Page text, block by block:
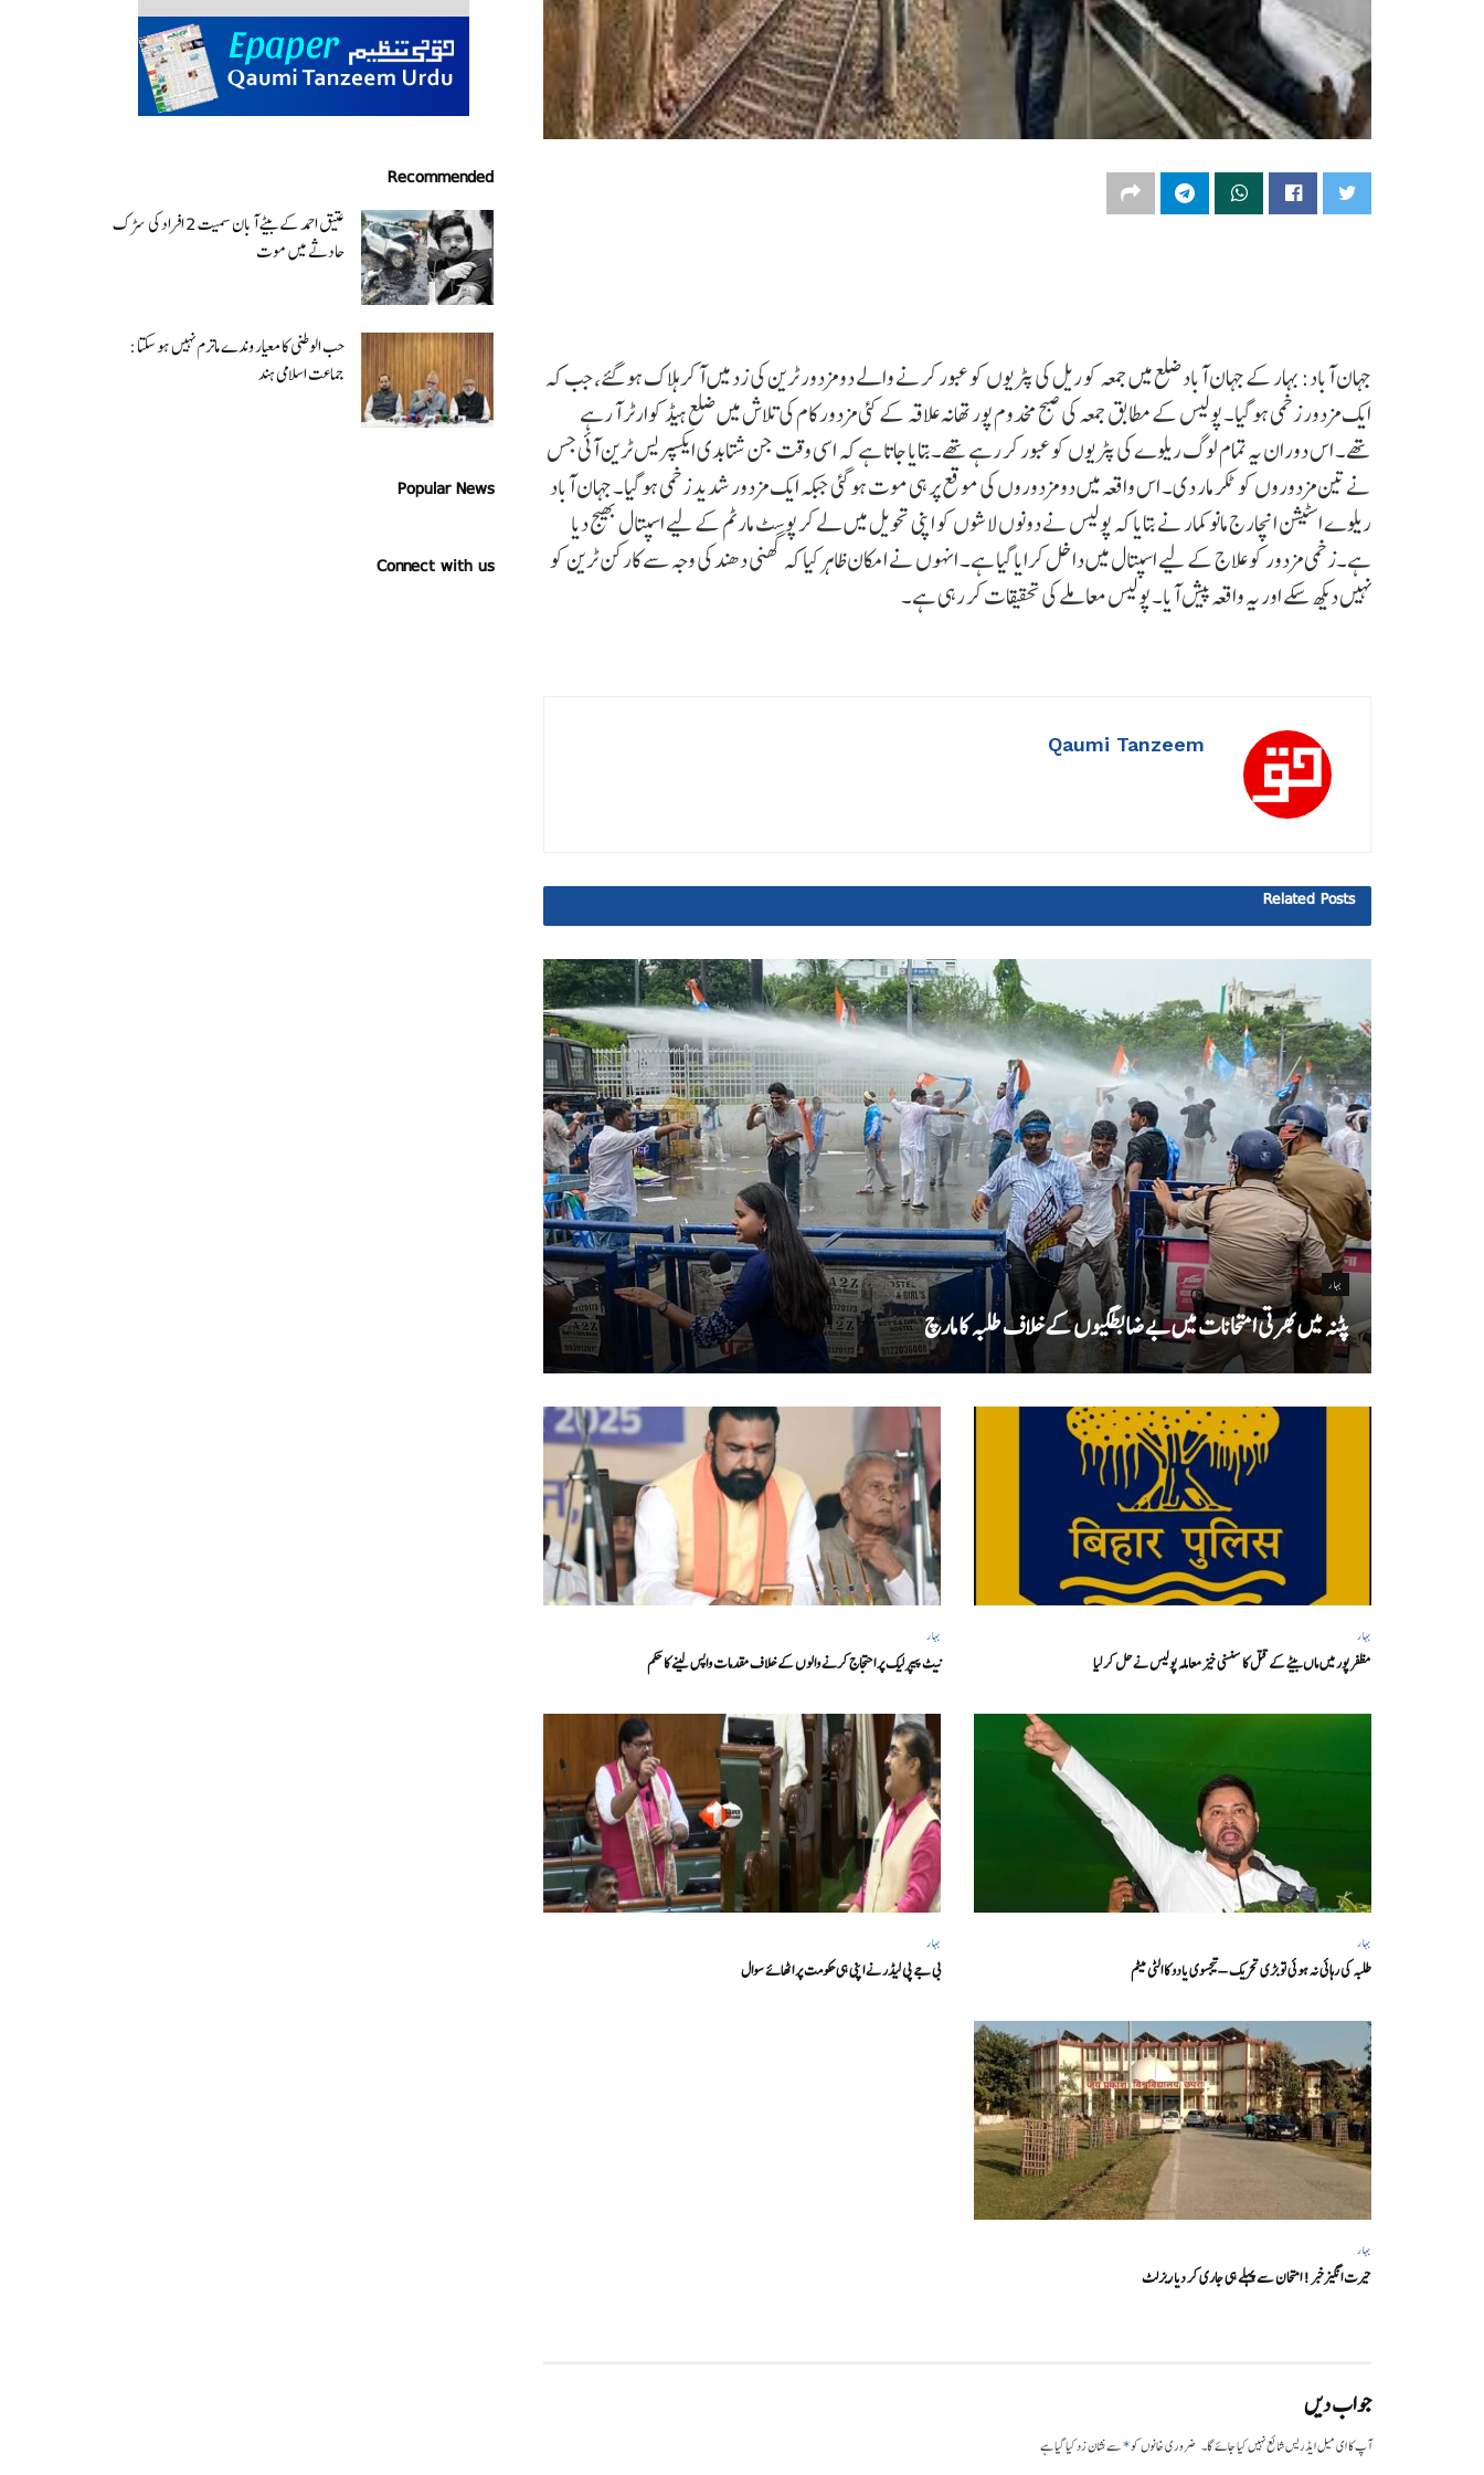
جہان آباد: بہار کے جہان آباد ضلع میں جمعہ کو ریل کی پٹریوں کو عبور کرنے والے دو مزدور ٹرین کی زد میں آ کر ہلاک ہو گئے، جب کہ
ایک مزدور زخمی ہو گیا۔ پولیس کے مطابق جمعہ کی صبح مخدوم پور تھانہ علاقہ کے کئی مزدور کام کی تلاش میں ضلع ہیڈ کوارٹر آ رہے
تھے۔ اس دوران یہ تمام لوگ ریلوے کی پٹریوں کو عبور کر رہے تھے۔بتایا جاتا ہے کہ اسی وقت جن شتابدی ایکسپریس ٹرین آئی جس
نے تین مزدوروں کو ٹکر مار دی۔ اس واقعہ میں دو مزدوروں کی موقع پر ہی موت ہو گئی جبکہ ایک مزدور شدید زخمی ہو گیا۔ جہان آباد
ریلوے اسٹیشن انچارج مانو کمار نے بتایا کہ پولیس نے دونوں لاشوں کو اپنی تحویل میں لے کر پوسٹ مارٹم کے لیے اسپتال بھیج دیا
ہے۔زخمی مزدور کو علاج کے لیے اسپتال میں داخل کرایا گیا ہے۔ انہوں نے امکان ظاہر کیا کہ گھنی دھند کی وجہ سے کارکن ٹرین کو
نہیں دیکھ سکے اور یہ واقعہ پیش آیا۔ پولیس معاملے کی تحقیقات کر رہی ہے۔
Qaumi Tanzeem
Related Posts
بہار
پٹنہ میں بھرتی امتحانات میں بے ضابطگیوں کے خلاف طلبہ کا مارچ
بہار
مظفر پور میں ماں بیٹے کے قتل کا سنسنی خیز معاملہ پولیس نے حل کر لیا
بہار
نیٹ پیپر لیک پر احتجاج کرنے والوں کے خلاف مقدمات واپس لینے کا حکم
بہار
طلبہ کی رہائی نہ ہوئی تو بڑی تحریک – تیجسوی یادو کا الٹی میٹم
بہار
بی جے پی لیڈر نے اپنی ہی حکومت پر اٹھائے سوال
بہار
حیرت انگیزخبر ! امتحان سے پہلے ہی جاری کر دیا ریزلٹ
جواب دیں
آپ کا ای میل ایڈریس شائع نہیں کیا جائے گا۔ ضروری خانوں کو*سے نشان زد کیا گیا ہے
Recommended
عتیق احمد کے بیٹے آبان سمیت 2 افراد کی سڑک
حادثے میں موت
حب الوطنی کا معیار وندے ماترم نہیں ہو سکتا :
جماعت اسلامی ہند
Popular News
Connect with us